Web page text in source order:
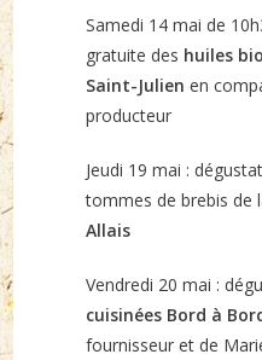
Samedi 14 mai de
gratuite des huiles
Saint-Julien en
producteur
Jeudi 19 mai :
tommes de brebis de
Allais
Vendredi 20 mai :
cuisinées Bord à
fournisseur et de